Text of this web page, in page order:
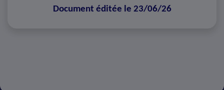
Document éditée le 23/06/26